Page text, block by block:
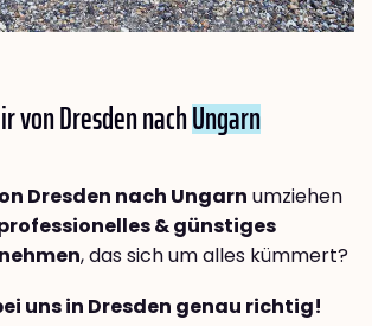
von Dresden nachUngarn
Dresden nach Ungarn umziehen
& günstiges
, das sich um alles kümmert?
uns in Dresden genau richtig!